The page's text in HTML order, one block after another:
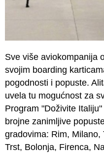
Sve više aviokompanija
svojim boarding
pogodnosti i popuste.
uvela tu mogućnost za
Program "Doživite
brojne zanimljive
gradovima: Rim,
Trst, Bolonja, Firenca,